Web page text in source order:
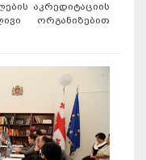
აკრედიტაციის
ორგანიზებით